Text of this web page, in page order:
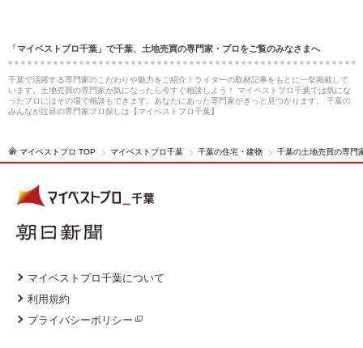
「マイベストプロ千葉」で千葉、土地売買の専門家・プロをご覧のみなさまへ
千葉で活躍する専門家のこだわりや魅力をご紹介！ライターの取材記事をもとに一挙掲載して
います。土地売買の専門家が気になったら今すぐ相談しよう！ マイベストプロ千葉では気にな
ったプロにはその場で相談もできます。あなたにあった専門家がきっと見つかります。 千葉の
みんなが注目の専門家プロ探しは【マイベストプロ千葉】
マイベストプロ TOP マイベストプロ千葉 千葉の住宅・建物 千葉の土地売買の専門
マイベストプロ千葉について
利用規約
プライバシーポリシー